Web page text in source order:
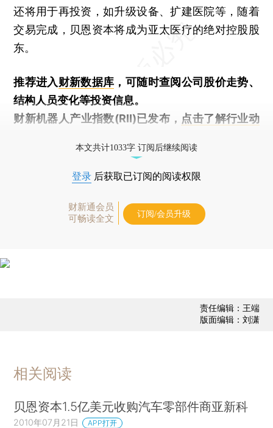
还将用于再投资，如升级设备、扩建医院等，随着
交易完成，贝恩资本将成为亚太医疗的绝对控股股
东。
推荐进入财新数据库 ，可随时查阅公司股价走势、
结构人员变化等投资信息。
财新机器人产业指数(RII)已发布， 点击了解行业动
本文共计1033字 订阅后继续阅读
登录 后获取已订阅的阅读权限
财新通会员
可畅读全文
订阅/会员升级
责任编辑：王端
版面编辑：刘潇
相关阅读
贝恩资本1.5亿美元收购汽车零部件商亚新科
2010年07月21日 APP打开